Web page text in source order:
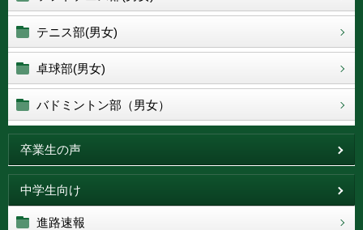
テニス部(男女)
卓球部(男女)
バドミントン部（男女）
卒業生の声
中学生向け
進路速報